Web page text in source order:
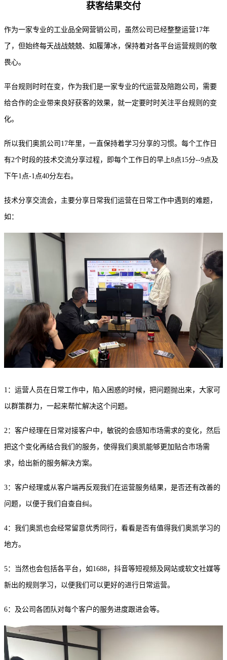
获客结果交付
作为一家专业的工业品全网营销公司，虽然公司已经整整运营17年
了，但始终每天战战兢兢、如履薄冰，保持着对各平台运营规则的敬
畏心。
平台规则时时在变，作为我们是一家专业的代运营及陪跑公司，需要
给合作的企业带来良好获客的效果，就一定要时时关注平台规则的变
化。
所以我们奥凯公司17年里，一直保持着学习分享的习惯。每个工作日
有2个时段的技术交流分享过程，即每个工作日的早上8点15分--9点及
下午1点-1点40分左右。
技术分享交流会，主要分享日常我们运营在日常工作中遇到的难题，
如：
1：运营人员在日常工作中，陷入困惑的时候，把问题抛出来，大家可
以群策群力，一起来帮忙解决这个问题。
2：客户经理在日常对接客户中，敏锐的会感知市场需求的变化，然后
把这个变化再结合我们的服务，使得我们奥凯能够更加贴合市场需
求，给出新的服务解决方案。
3：客户经理或从客户端再反观我们在运营服务结果，是否还有改善的
问题，以便于我们自查自纠。
4：我们奥凯也会经常留意优秀同行，看看是否有值得我们奥凯学习的
地方。
5：当然也会包括各平台，如1688，抖音等短视频及网站或软文社媒等
新出的规则学习，以便我们可以更好的进行日常运营。
6：及公司各团队对每个客户的服务进度跟进会等。